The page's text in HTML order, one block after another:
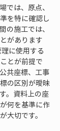
では、原点、
を特に確認し
の施工では、
があります
に使用する
とが前提で
共座標、工事
の区別が曖昧
。資料上の座
何を基準に作
大切です。